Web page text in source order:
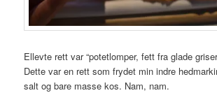
Ellevte rett var “potetlomper, fett fra glade
Dette var en rett som frydet min indre
salt og bare masse kos. Nam, nam.